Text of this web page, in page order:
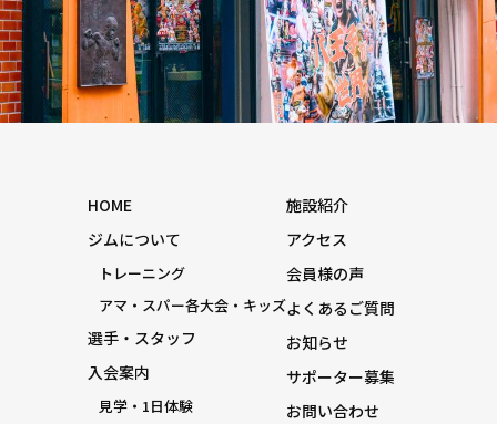
HOME
ジムについて
トレーニング
アマ・スパー各大会・キッズ
選手・スタッフ
入会案内
見学・1日体験
施設紹介
アクセス
会員様の声
よくあるご質問
お知らせ
サポーター募集
お問い合わせ